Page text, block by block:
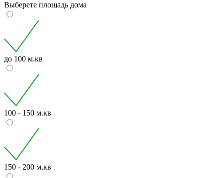
Выберете площадь дома
до 100 м.кв
100 - 150 м.кв
150 - 200 м.кв